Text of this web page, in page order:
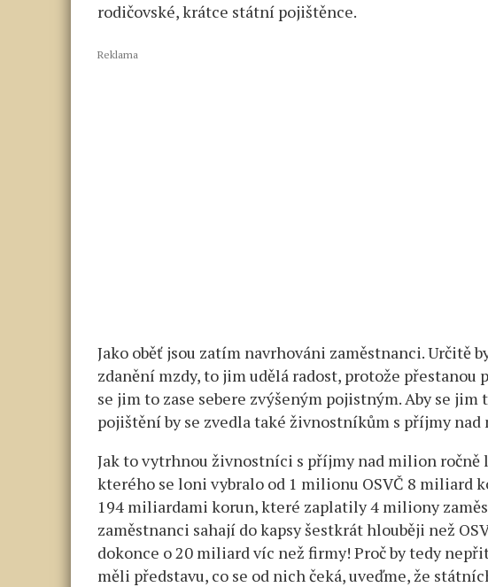
rodičovské, krátce státní pojištěnce.
Reklama
Jako oběť jsou zatím navrhováni zaměstnanci. Určitě
zdanění mzdy, to jim udělá radost, protože
se jim to zase sebere zvýšeným pojistným. Aby se
pojištění by se zvedla také živnostníkům s příjmy nad
Jak to vytrhnou živnostníci s příjmy nad milion ročně
kterého se loni vybralo od 1 milionu OSVČ 8 miliard
194 miliardami korun, které zaplatily 4 miliony
zaměstnanci sahají do kapsy šestkrát hlouběji než
dokonce o 20 miliard víc než firmy! Proč by tedy
měli představu, co se od nich čeká, uveďme, že